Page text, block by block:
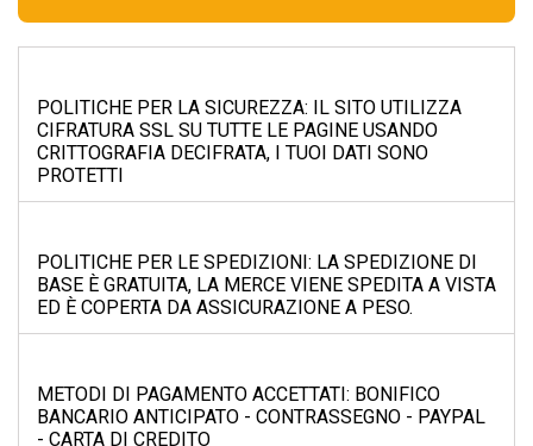
POLITICHE PER LA SICUREZZA: IL SITO UTILIZZA
CIFRATURA SSL SU TUTTE LE PAGINE USANDO
CRITTOGRAFIA DECIFRATA, I TUOI DATI SONO
PROTETTI
POLITICHE PER LE SPEDIZIONI: LA SPEDIZIONE DI
BASE È GRATUITA, LA MERCE VIENE SPEDITA A VISTA
ED È COPERTA DA ASSICURAZIONE A PESO.
METODI DI PAGAMENTO ACCETTATI: BONIFICO
BANCARIO ANTICIPATO - CONTRASSEGNO - PAYPAL
- CARTA DI CREDITO